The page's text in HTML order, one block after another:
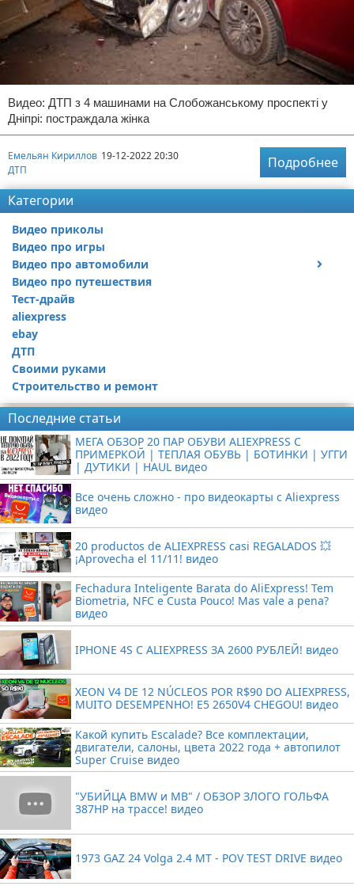
Видео: ДТП з 4 машинами на Слобожанському проспекті у
Дніпрі: постраждала жінка
Емельян Кириллов 19-12-2022 20:30
ДТП
Подробнее
Категории
Видео приколы
Видео про игры
Видео про автомобили
Ремонт автомобиля
Видео про путешествия
Тест-драйв
aliexpress
ebay
ДТП
Своими руками
Строительство и ремонт
Последние статьи
МЕГА ОБЗОР 20 ПАР ОБУВИ ALIEXPRESS С
ПРИМЕРКОЙ | ТЕПЛАЯ ОБУВЬ | БОТИНКИ | УГГИ
| ДУТИКИ | HAUL видео
Все очень сложно - про видеокарты с Aliexpress
видео
20 productos de ALIEXPRESS casi REGALADOS 💥
¡Aprovecha el 11/11! видео
Fechadura Inteligente Barata do AliExpress! Tem
Biometria, NFC e Custa Pouco! Mas vale a pena?
видео
IPHONE 4S С ALIEXPRESS ЗА 2600 РУБЛЕЙ! видео
XEON V4 DE 12 NÚCLEOS POR R$90 DO ALIEXPRESS,
MUITO DESEMPENHO! E5 2650V4 CHEGOU! видео
Какой купить Escalade? Все комплектации,
двигатели, салоны, цвета 2022 года + автопилот
Super Cruise видео
"УБИЙЦА BMW и MB" / ОБЗОР ЗЛОГО ГОЛЬФА
387HP на трассе! видео
1973 GAZ 24 Volga 2.4 MT - POV TEST DRIVE видео